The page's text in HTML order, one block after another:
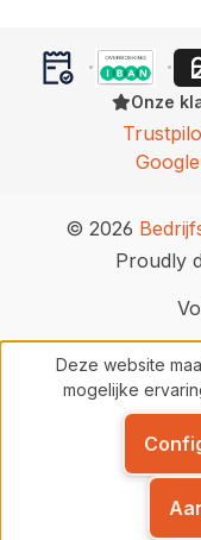
Onze
Google
© 2026
Proudly
Deze website
mogelijke